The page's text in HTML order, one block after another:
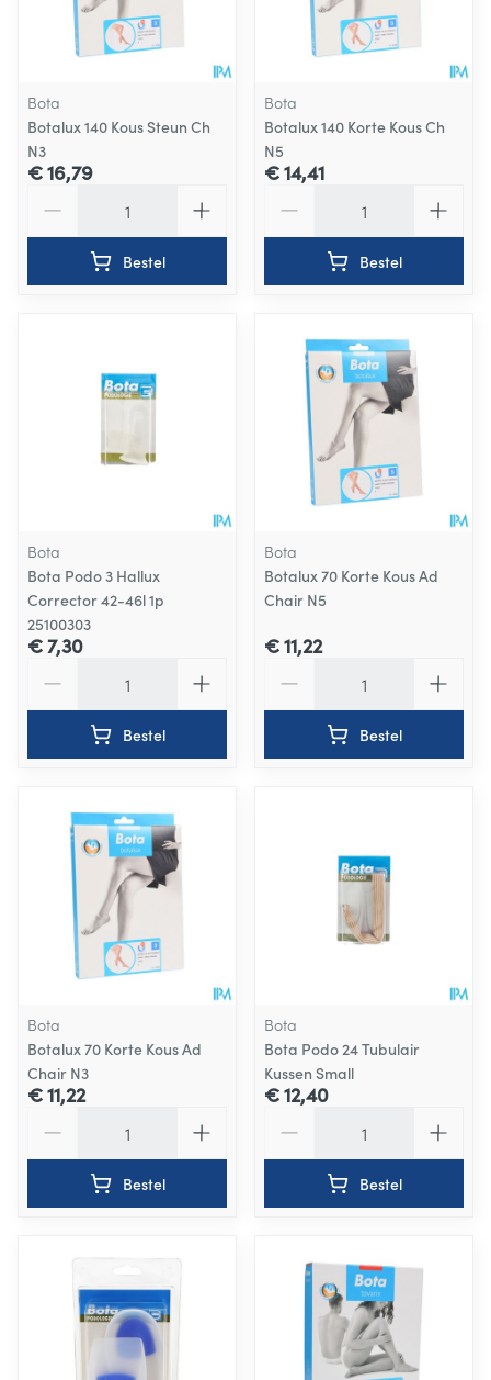
Bota
Botalux 140 Kous Steun Ch
N3
€ 16,79
Bestel
Bota
Botalux 140 Korte Kous Ch
N5
€ 14,41
Bestel
Bota
Bota Podo 3 Hallux
Corrector 42-46l 1p
25100303
€ 7,30
Bestel
Bota
Botalux 70 Korte Kous Ad
Chair N5
€ 11,22
Bestel
Bota
Botalux 70 Korte Kous Ad
Chair N3
€ 11,22
Bestel
Bota
Bota Podo 24 Tubulair
Kussen Small
€ 12,40
Bestel